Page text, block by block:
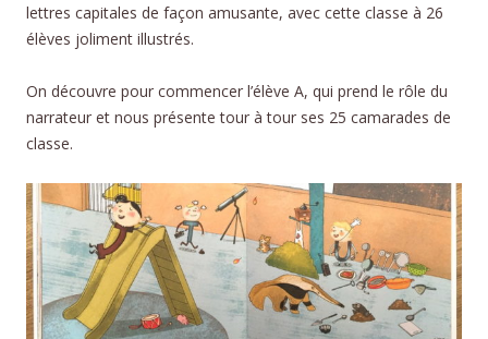
lettres capitales de façon amusante, avec cette classe à 26
élèves joliment illustrés.
On découvre pour commencer l’élève A, qui prend le rôle du
narrateur et nous présente tour à tour ses 25 camarades de
classe.